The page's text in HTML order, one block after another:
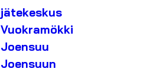
jätekeskus
Vuokramökki
Joensuu
Joensuun